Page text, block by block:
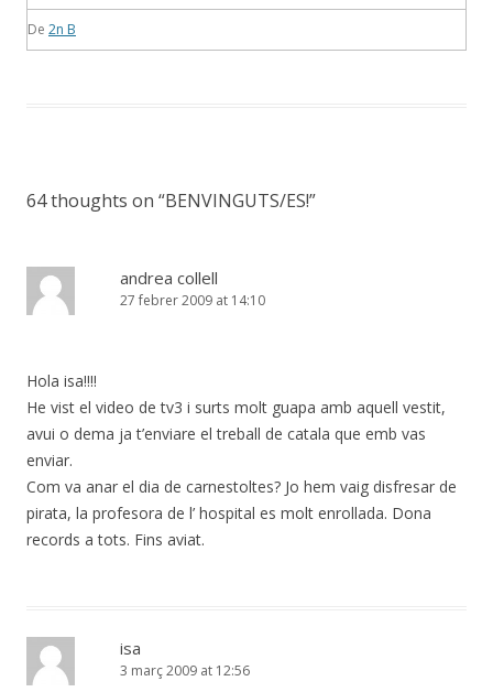
De 2n B
64 thoughts on “BENVINGUTS/ES!”
andrea collell
27 febrer 2009 at 14:10
Hola isa!!!!
He vist el video de tv3 i surts molt guapa amb aquell vestit,
avui o dema ja t’enviare el treball de catala que emb vas
enviar.
Com va anar el dia de carnestoltes? Jo hem vaig disfresar de
pirata, la profesora de l’ hospital es molt enrollada. Dona
records a tots. Fins aviat.
isa
3 març 2009 at 12:56